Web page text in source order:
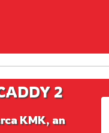
2
KMK, an